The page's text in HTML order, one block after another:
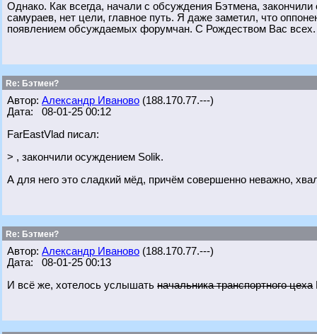
Однако. Как всегда, начали с обсуждения Бэтмена,
самураев, нет цели, главное путь. Я даже заметил, что
появлением обсуждаемых форумчан. С Рождеством Вас всех.
Re: Бэтмен?
Автор: Александр Иваново (188.170.77.---)
Дата: 08-01-25 00:12
FarEastVlad писал:
> , закончили осуждением Solik.
А для него это сладкий мёд, причём совершенно неважно,
Re: Бэтмен?
Автор: Александр Иваново (188.170.77.---)
Дата: 08-01-25 00:13
И всё же, хотелось услышать начальника транспортного цеха